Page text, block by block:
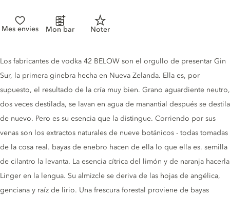
Mes envies Mon bar Noter
Gin description
Los fabricantes de vodka 42 BELOW son el orgullo de presentar Gin
Sur, la primera ginebra hecha en Nueva Zelanda. Ella es, por
supuesto, el resultado de la cría muy bien. Grano aguardiente neutro,
dos veces destilada, se lavan en agua de manantial después se destila
de nuevo. Pero es su esencia que la distingue. Corriendo por sus
venas son los extractos naturales de nueve botánicos - todas tomadas
de la cosa real. bayas de enebro hacen de ella lo que ella es. semilla
de cilantro la levanta. La esencia cítrica del limón y de naranja hacerla
Linger en la lengua. Su almizcle se deriva de las hojas de angélica,
genciana y raíz de lirio. Una frescura forestal proviene de bayas